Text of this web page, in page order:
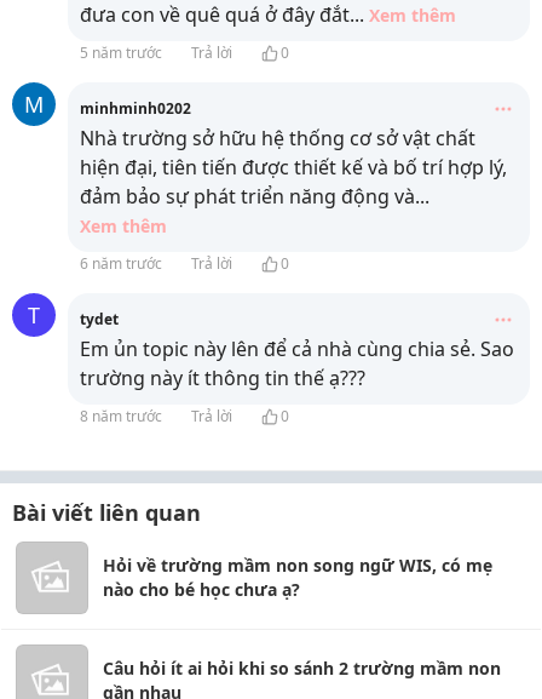
đưa con về quê quá ở đây đắt... Xem thêm
5 năm trước Trả lời 0
M minhminh0202
Nhà trường sở hữu hệ thống cơ sở vật chất
hiện đại, tiên tiến được thiết kế và bố trí hợp lý,
đảm bảo sự phát triển năng động và...
Xem thêm
6 năm trước Trả lời 0
T tydet
Em ủn topic này lên để cả nhà cùng chia sẻ. Sao
trường này ít thông tin thế ạ???
8 năm trước Trả lời 0
Bài viết liên quan
Hỏi về trường mầm non song ngữ WIS, có mẹ
nào cho bé học chưa ạ?
Câu hỏi ít ai hỏi khi so sánh 2 trường mầm non
gần nhau